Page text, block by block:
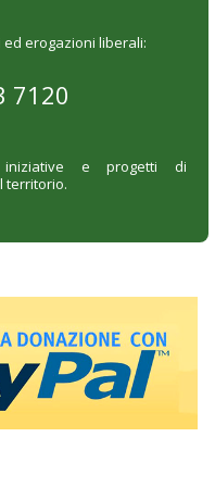
erogazioni liberali:
7120
iniziative e progetti di
territorio.